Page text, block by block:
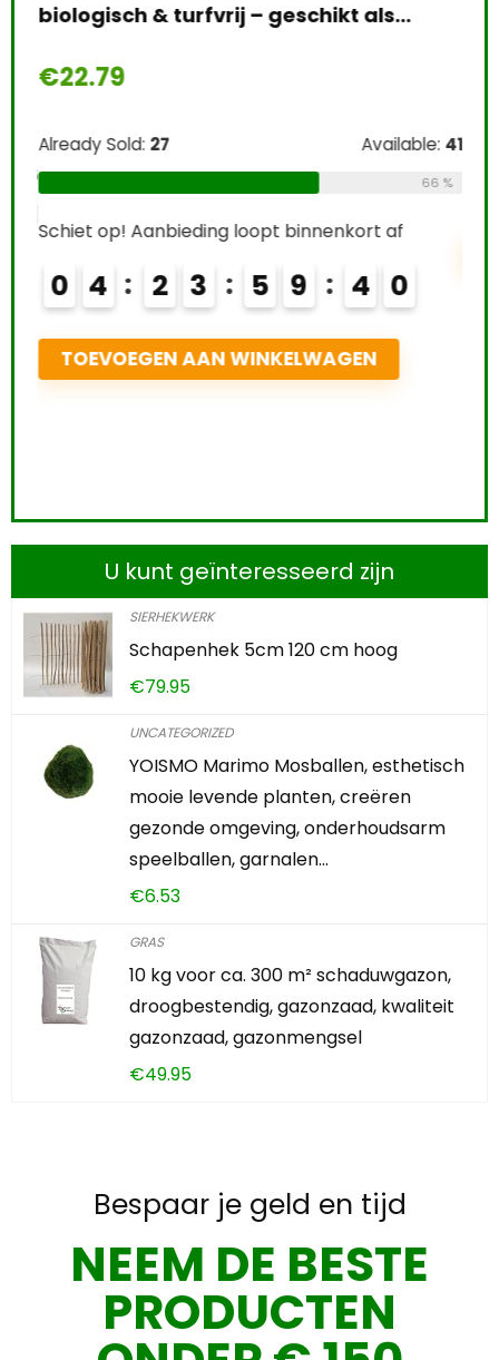
biologisch & turfvrij – geschikt als…
€22.79
Already Sold: 27 Available: 41
66 %
Schiet op! Aanbieding loopt binnenkort af
0 4 2 3 5 9 3 8
9
TOEVOEGEN AAN WINKELWAGEN
U kunt geïnteresseerd zijn
SIERHEKWERK
Schapenhek 5cm 120 cm hoog
€79.95
UNCATEGORIZED
YOISMO Marimo Mosballen, esthetisch
mooie levende planten, creëren
gezonde omgeving, onderhoudsarm
speelballen, garnalen…
€6.53
GRAS
10 kg voor ca. 300 m² schaduwgazon,
droogbestendig, gazonzaad, kwaliteit
gazonzaad, gazonmengsel
€49.95
Bespaar je geld en tijd
NEEM DE BESTE
PRODUCTEN